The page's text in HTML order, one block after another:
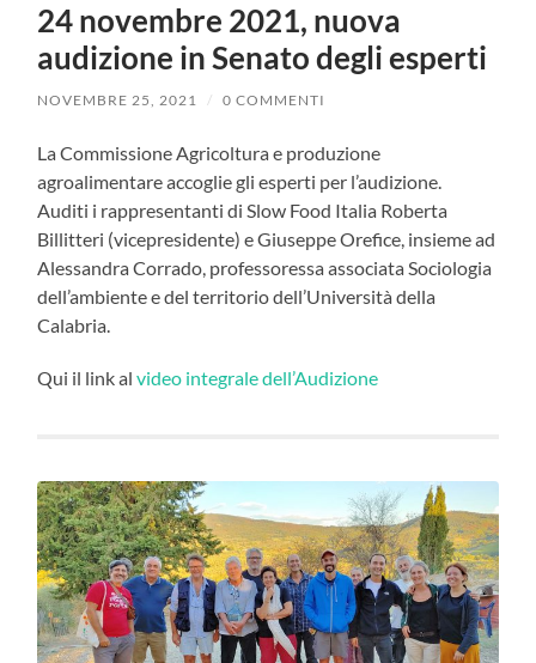
24 novembre 2021, nuova
audizione in Senato degli esperti
NOVEMBRE 25, 2021 / 0 COMMENTI
La Commissione Agricoltura e produzione
agroalimentare accoglie gli esperti per l’audizione.
Auditi i rappresentanti di Slow Food Italia Roberta
Billitteri (vicepresidente) e Giuseppe Orefice, insieme ad
Alessandra Corrado, professoressa associata Sociologia
dell’ambiente e del territorio dell’Università della
Calabria.
Qui il link alvideo integrale dell’Audizione